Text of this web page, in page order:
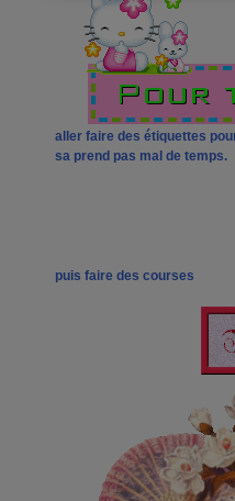
aller faire des étiquettes
sa prend pas mal de temps.
puis faire des courses